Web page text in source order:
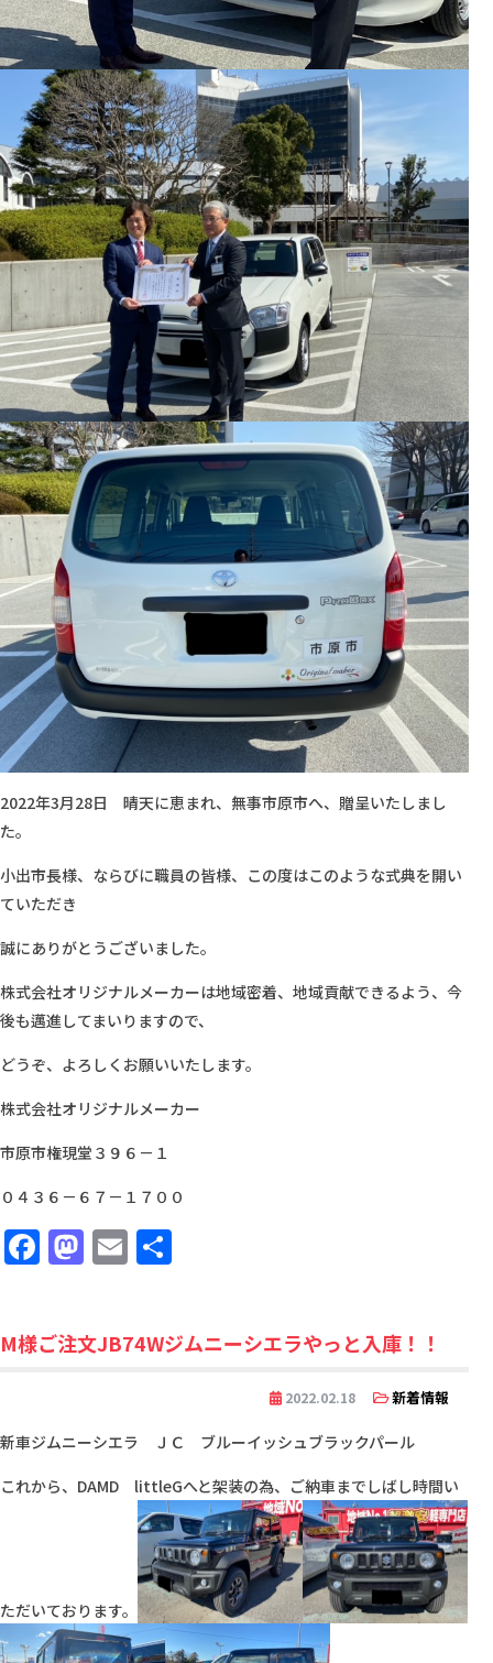
2022年3月28日 晴天に恵まれ、無事市原市へ、贈呈いたしまし
た。
小出市長様、ならびに職員の皆様、この度はこのような式典を開い
ていただき
誠にありがとうございました。
株式会社オリジナルメーカーは地域密着、地域貢献できるよう、今
後も邁進してまいりますので、
どうぞ、よろしくお願いいたします。
株式会社オリジナルメーカー
市原市権現堂３９６－１
０４３６－６７－１７００
Facebook
Mastodon
Email
M様ご注文JB74Wジムニーシエラやっと入庫！！
2022.02.18 新着情報
新車ジムニーシエラ ＪＣ ブルーイッシュブラックパール
これから、DAMD littleGへと架装の為、ご納車までしばし時間い
ただいております。